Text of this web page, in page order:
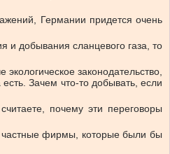
Германии придется очень
и добывания сланцевого газа, то
законодательство,
Зачем что-то добывать, если
почему эти переговоры
частные фирмы, которые были бы